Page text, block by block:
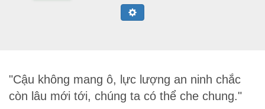
"Cậu không mang ô, lực lượng an ninh chắc
còn lâu mới tới, chúng ta có thể che chung."